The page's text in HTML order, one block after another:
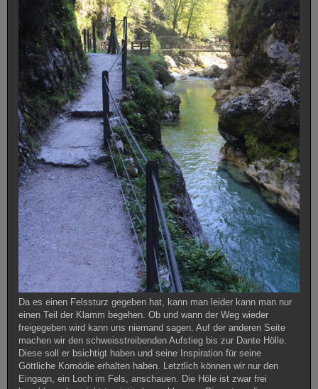
Da es einen Felssturz gegeben hat, kann man leider kann man nur
einen Teil der Klamm begehen. Ob und wann der Weg wieder
freigegeben wird kann uns niemand sagen. Auf der anderen Seite
machen wir den schweisstreibenden Aufstieg bis zur Dante Hölle.
Diese soll er bsichtigt haben und seine Inspiration für seine
Göttliche Komödie erhalten haben. Letztlich können wir nur den
Eingagn, ein Loch im Fels, anschauen. Die Höle ist zwar frei